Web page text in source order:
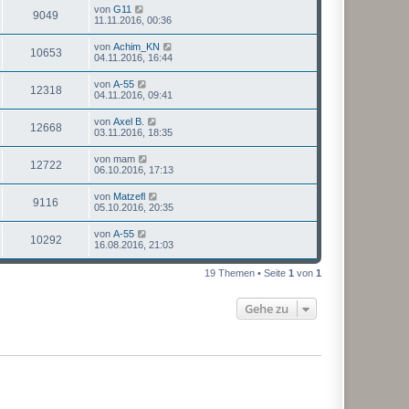
9049 von G11
11.11.2016, 00:36
10653 von Achim_KN
04.11.2016, 16:44
12318 von A-55
04.11.2016, 09:41
12668 von Axel B.
03.11.2016, 18:35
12722 von mam
06.10.2016, 17:13
9116 von Matzefl
05.10.2016, 20:35
10292 von A-55
16.08.2016, 21:03
19 Themen • Seite 1 von 1
Gehe zu